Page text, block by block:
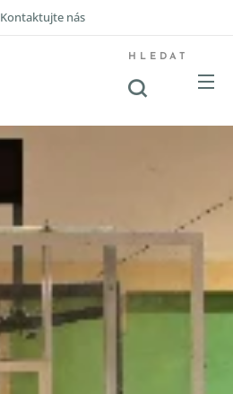
Kontaktujte nás
HLEDAT